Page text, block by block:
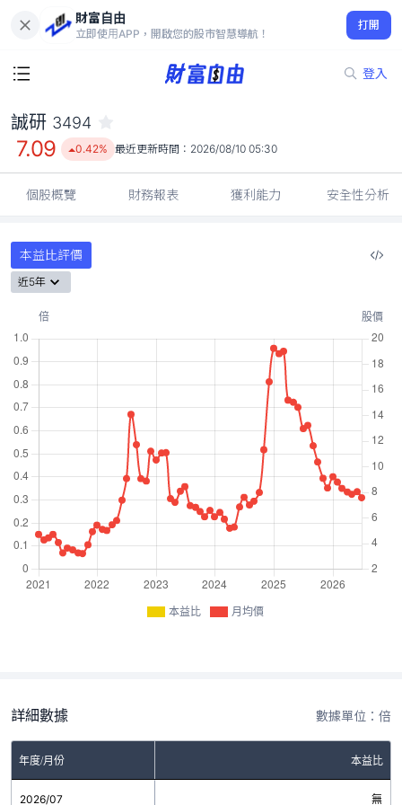
財富自由
立即使用APP，開啟您的股市智慧導航！
打開
登入
7.09
0.42%
誠研 3494
7.09 0.42% 最近更新時間： 2026/08/10 05:30
個股概覽 財務報表 獲利能力 安全性分析
本益比評價
近5年
本益比 月均價
詳細數據 數據單位：倍
年度/月份 本益比
2026/07 無